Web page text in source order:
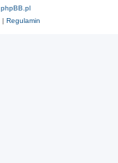
phpBB.pl
| Regulamin